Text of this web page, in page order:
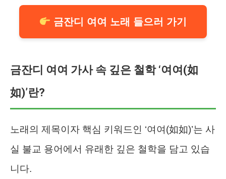
금잔디 여여 노래 들으러 가기
금잔디 여여 가사 속 깊은 철학 ‘여여(如
如)’란?
노래의 제목이자 핵심 키워드인 ‘여여(如如)’는 사
실 불교 용어에서 유래한 깊은 철학을 담고 있습
니다.